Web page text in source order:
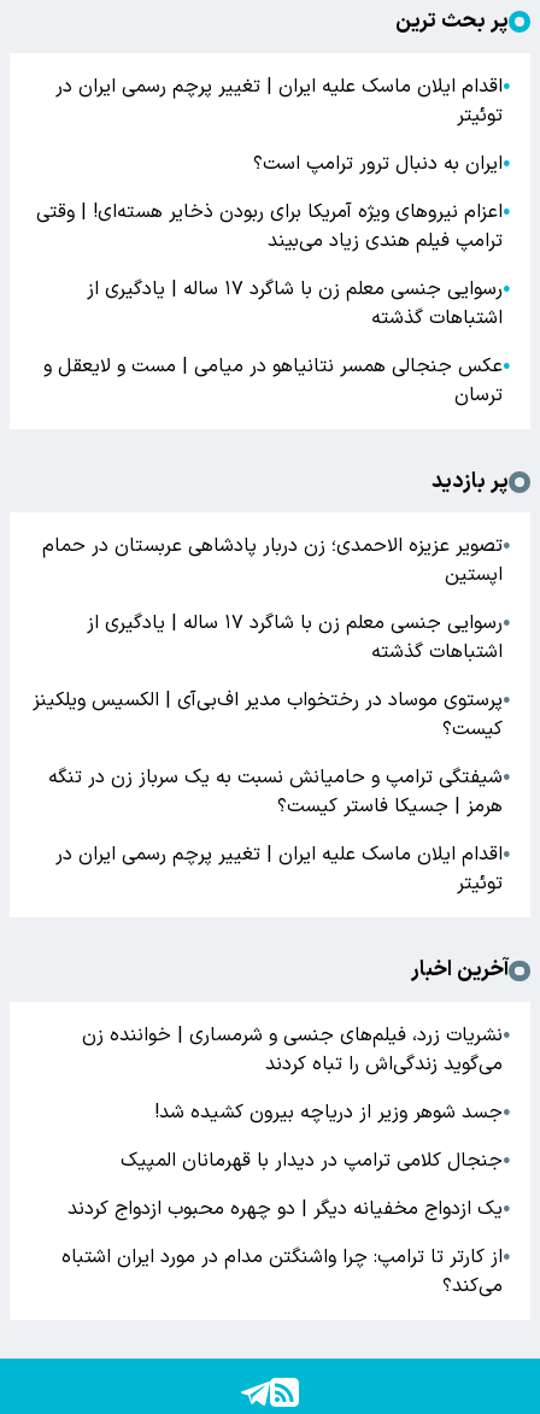
پر بحث ترین
●اقدام ایلان ماسک علیه ایران | تغییر پرچم رسمی ایران در
توئیتر
●ایران به دنبال ترور ترامپ است؟
●اعزام نیروهای ویژه آمریکا برای ربودن ذخایر هسته‌ای! | وقتی
ترامپ فیلم هندی زیاد می‌بیند
●
رسوایی جنسی معلم زن با شاگرد ۱۷ ساله | یادگیری از
اشتباهات گذشته
●عکس جنجالی همسر نتانیاهو در میامی | مست و لایعقل و
ترسان
پر بازدید
●تصویر عزیزه الاحمدی؛ زن دربار پادشاهی عربستان در حمام
اپستین
●
رسوایی جنسی معلم زن با شاگرد ۱۷ ساله | یادگیری از
اشتباهات گذشته
●پرستوی موساد در رختخواب مدیر اف‌بی‌آی | الکسیس ویلکینز
کیست؟
●شیفتگی ترامپ و حامیانش نسبت به یک سرباز زن در تنگه
هرمز | جسیکا فاستر کیست؟
●اقدام ایلان ماسک علیه ایران | تغییر پرچم رسمی ایران در
توئیتر
آخرین اخبار
●نشریات زرد، فیلم‌های جنسی و شرمساری | خواننده زن
می‌گوید زندگی‌اش را تباه کردند
●جسد شوهر وزیر از دریاچه بیرون کشیده شد!
●جنجال کلامی ترامپ در دیدار با قهرمانان المپیک
●یک ازدواج مخفیانه دیگر | دو چهره محبوب ازدواج کردند
●از کارتر تا ترامپ: چرا واشنگتن مدام در مورد ایران اشتباه
می‌کند؟